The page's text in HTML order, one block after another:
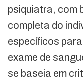
psiquiatra, com
completa do
específicos
exame de
se baseia em